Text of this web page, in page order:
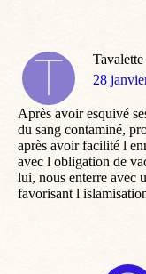
Tavalette
dit
28
Après avoir esquivé
du sang contaminé,
après avoir facilité l
avec l obligation de
lui, nous enterre avec
favorisant l